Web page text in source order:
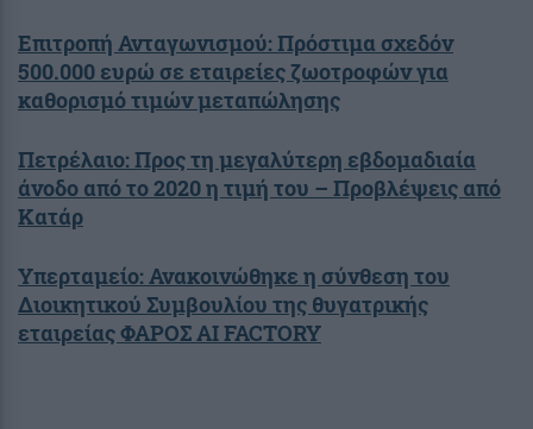
Επιτροπή Ανταγωνισμού: Πρόστιμα σχεδόν
500.000 ευρώ σε εταιρείες ζωοτροφών για
καθορισμό τιμών μεταπώλησης
Πετρέλαιο: Προς τη μεγαλύτερη εβδομαδιαία
άνοδο από το 2020 η τιμή του – Προβλέψεις από
Κατάρ
Υπερταμείο: Ανακοινώθηκε η σύνθεση του
Διοικητικού Συμβουλίου της θυγατρικής
εταιρείας ΦΑΡΟΣ AI FACTORY